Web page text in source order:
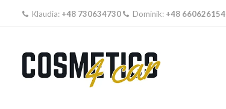
Klaudia: +48 730634730 Dominik: +48 660626154